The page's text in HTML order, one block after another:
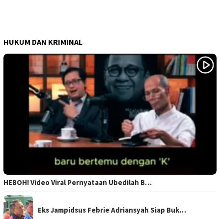
HUKUM DAN KRIMINAL
HEBOH! Video Viral Pernyataan Ubedilah B…
Eks Jampidsus Febrie Adriansyah Siap Buk…